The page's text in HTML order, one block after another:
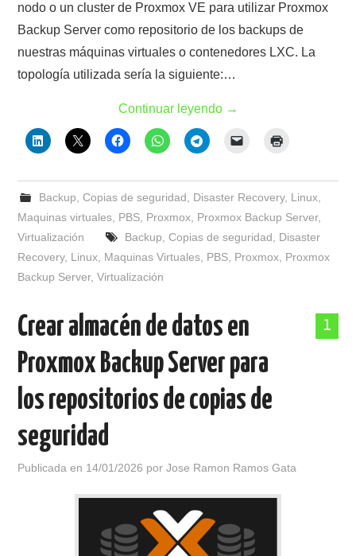
nodo o un cluster de Proxmox VE para utilizar Proxmox
Backup Server como repositorio de los backups de
nuestras máquinas virtuales o contenedores LXC. La
topología utilizada sería la siguiente:…
Continuar leyendo →
Backup Copias de seguridad Disaster Recovery, Linux,
Maquinas virtuales PBS Proxmox Proxmox Backup Server,
Virtualización
Backup Copias de seguridad
Disaster
Recovery, Linux Maquinas Virtuales PBS Proxmox Proxmox
Backup Server,Virtualización
1
Crear almacén de datos en
Proxmox Backup Server para
los repositorios de copias de
seguridad
Publicada en 14/01/2026 porJose Ramon Ramos Gata